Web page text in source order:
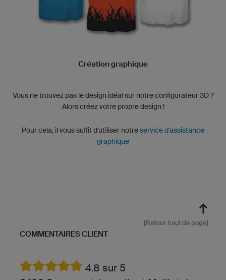
Création graphique
Vous ne trouvez pas le design idéal sur notre configurateur 3D ?
Alors créez votre propre design !
Pour cela, il vous suffit d'utiliser notreservice d'assistance
graphique
[Retour haut de page]
COMMENTAIRES CLIENT
4.8 sur 5